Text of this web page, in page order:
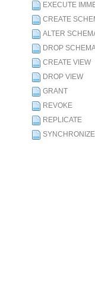
EXECUTE
CREATE
ALTER
DROP
CREATE VIEW
DROP VIEW
GRANT
REVOKE
REPLICATE
SYNCHRONIZE